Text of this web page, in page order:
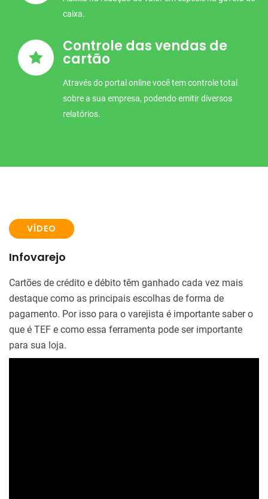
caixa.
Controle das vendas de
cartão
Através do portal online você tem controle total
sobre a sua empresa, podendo emitir diversos
relatórios.
VÍDEO
Infovarejo
Cartões de crédito e débito têm ganhado cada vez mais
destaque como as principais escolhas de forma de
pagamento. Por isso para o varejista é importante saber o
que é TEF e como essa ferramenta pode ser importante
para sua loja.